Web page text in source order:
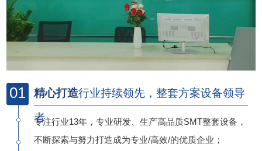
01 精心打造行业持续领先，整套方案设备领导
者
专注行业13年，专业研发、生产高品质SMT整套设备，
不断探索与努力打造成为专业/高效/的优质企业；